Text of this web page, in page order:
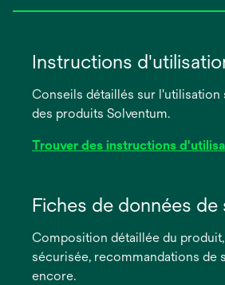
Instructions
Conseils détaillés sur l'utilisation
des produits Solventum.
Trouver des instructions
dans
nouvel
onglet
Fiches de données
Composition détaillée du
sécurisée, recommandations de
encore.